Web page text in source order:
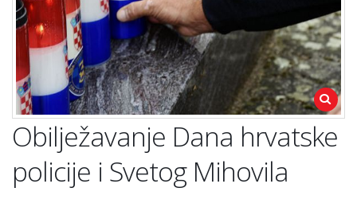
Obilježavanje Dana hrvatske
policije i Svetog Mihovila